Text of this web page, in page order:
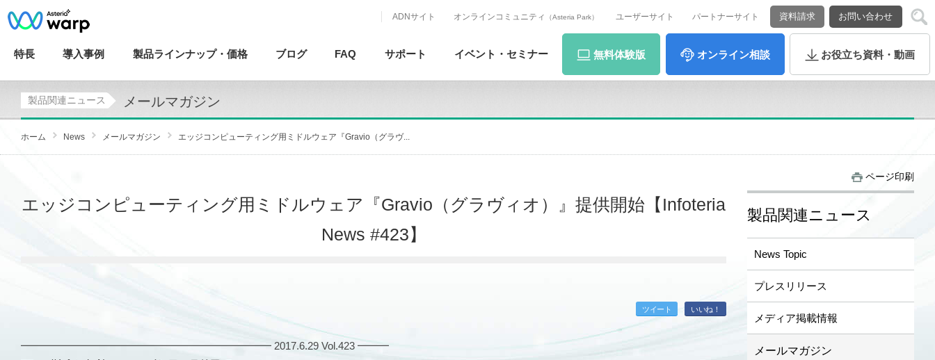
ADNサイト オンラインコミュニティ （Asteria Park） ユーザーサイト パートナーサイト 資料請求 お問い合わせ
特長 導入事例 製品ラインナップ・ 価格 ブログ FAQ サポート イベント・ セミナー 無料体験版 オンライン相談 お役立ち資料・動画
製品関連ニュース メールマガジン
ホーム News メールマガジン エッジコンピューティング用ミドルウェア『Gravio（グラヴ...
エッジコンピューティング用ミドルウェア『Gravio（グラヴィオ）』提供開始【Infoteria
News #423】
ツイート いいね！
━━━━━━━━━━━━━━━━━━━━━━━━ 2017.6.29 Vol.423 ━━━
ページ印刷
製品関連ニュース
News Topic
プレスリリース
メディア掲載情報
メールマガジン